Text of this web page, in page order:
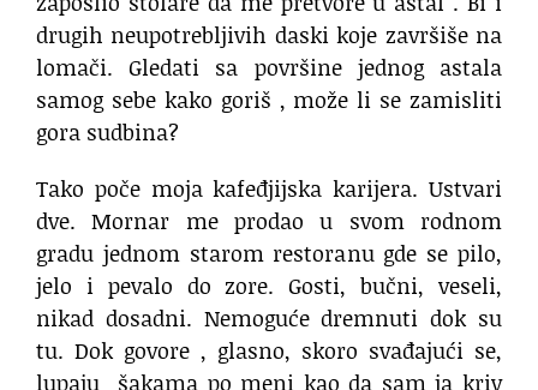
drugih neupotrebljivih daski koje završiše na
lomači. Gledati sa površine jednog astala
samog sebe kako goriš , može li se zamisliti
gora sudbina?
Tako poče moja kafeđjijska karijera. Ustvari
dve. Mornar me prodao u svom rodnom
gradu jednom starom restoranu gde se pilo,
jelo i pevalo do zore. Gosti, bučni, veseli,
nikad dosadni. Nemoguće dremnuti dok su
tu. Dok govore , glasno, skoro svađajući se,
lupaju šakama po meni kao da sam ja kriv